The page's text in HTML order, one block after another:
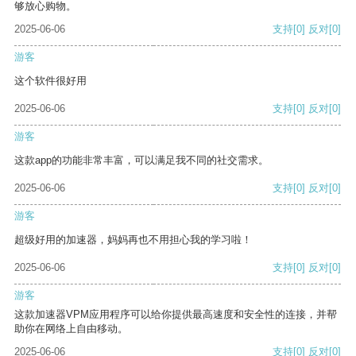
够放心购物。
2025-06-06
支持[0] 反对[0]
游客
这个软件很好用
2025-06-06 支持[0] 反对[0]
游客
这款app的功能非常丰富，可以满足我不同的社交需求。
2025-06-06 支持[0] 反对[0]
游客
超级好用的加速器，妈妈再也不用担心我的学习啦！
2025-06-06 支持[0] 反对[0]
游客
这款加速器VPM应用程序可以给你提供最高速度和安全性的连接，并帮
助你在网络上自由移动。
2025-06-06
支持[0] 反对[0]